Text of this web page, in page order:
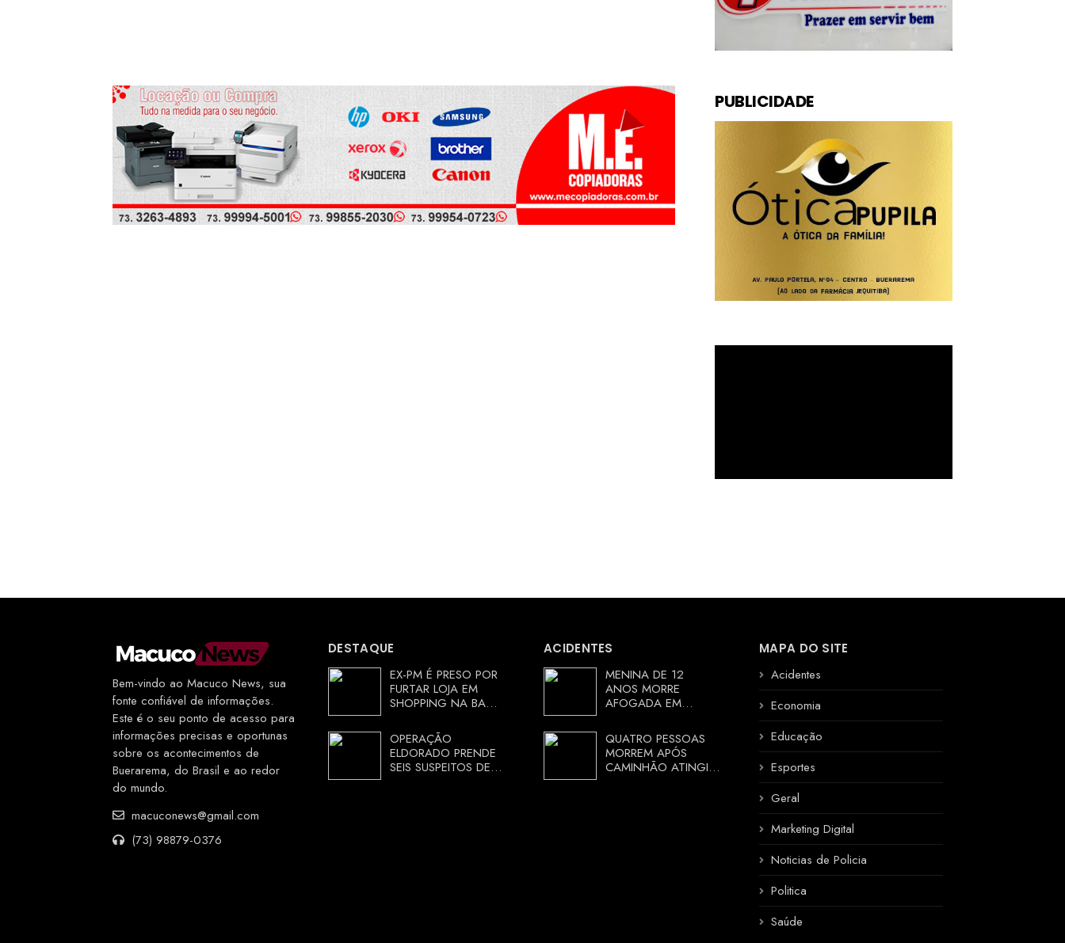
PUBLICIDADE
Bem-vindo ao Macuco News, sua
fonte confiável de informações.
Este é o seu ponto de acesso para
informações precisas e oportunas
sobre os acontecimentos de
Buerarema, do Brasil e ao redor
do mundo.
macuconews@gmail.com
(73) 98879-0376
DESTAQUE
EX-PM É PRESO POR
FURTAR LOJA EM
SHOPPING NA BAHIA
CORRENDO DE
DELEGACIA
OPERAÇÃO
ELDORADO PRENDE
SEIS SUSPEITOS DE
ACIDENTES
MENINA DE 12
ANOS MORRE
AFOGADA EM
RURAL DE ARACI,
BAHIA; POLÍCIA
INVESTIGA
CIRCUNSTÂNCIAS
QUATRO PESSOAS
MORREM APÓS
CAMINHÃO ATINGIR
MAPA DO SITE
Acidentes
Economia
Educação
Esportes
Geral
Marketing Digital
Noticias de Policia
Politica
Saúde